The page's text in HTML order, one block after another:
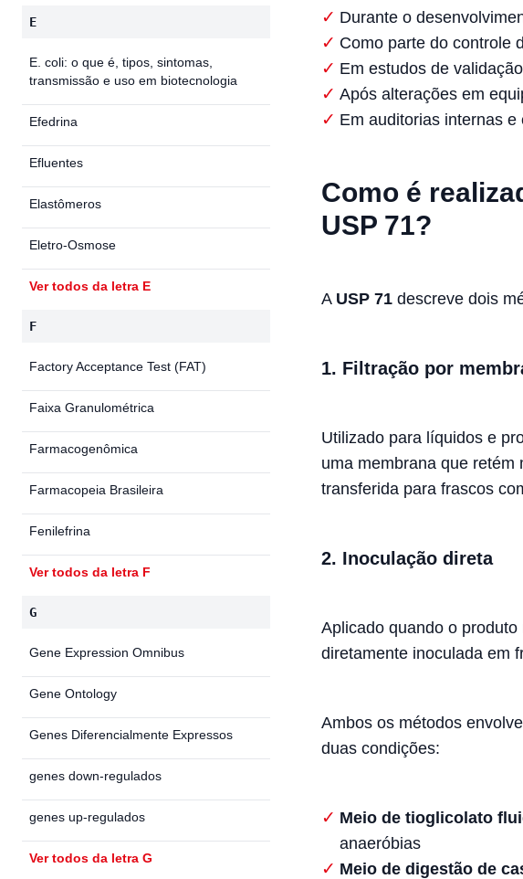
Durante o
Como parte do controle
Em estudos de
Após alterações em
Em auditorias internas e
Como é
USP 71?
A USP 71 descreve dois
1. Filtração por
Utilizado para líquidos e
uma membrana que retém
transferida para frascos
2. Inoculação direta
Aplicado quando o
diretamente inoculada em
Ambos os métodos
duas condições:
Meio de tioglicolato
anaeróbias
Meio de digestão de
E
E. coli: o que é, tipos, sintomas,
transmissão e uso em biotecnologia
Efedrina
Efluentes
Elastômeros
Eletro-Osmose
Ver todos da letra E
F
Factory Acceptance Test (FAT)
Faixa Granulométrica
Farmacogenômica
Farmacopeia Brasileira
Fenilefrina
Ver todos da letra F
G
Gene Expression Omnibus
Gene Ontology
Genes Diferencialmente Expressos
genes down-regulados
genes up-regulados
Ver todos da letra G